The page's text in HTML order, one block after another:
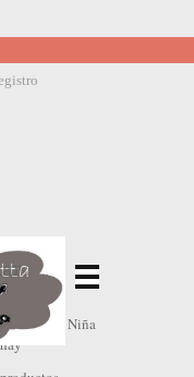
No
hay
Verano Niña